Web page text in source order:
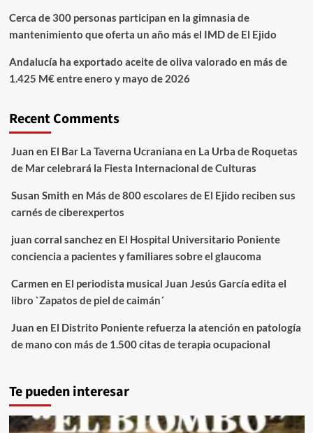
Cerca de 300 personas participan en la gimnasia de
mantenimiento que oferta un año más el IMD de El Ejido
Andalucía ha exportado aceite de oliva valorado en más de
1.425 M€ entre enero y mayo de 2026
Recent Comments
Juan en El Bar La Taverna Ucraniana en La Urba de Roquetas
de Mar celebrará la Fiesta Internacional de Culturas
Susan Smith en Más de 800 escolares de El Ejido reciben sus
carnés de ciberexpertos
juan corral sanchezen El Hospital Universitario Poniente
conciencia a pacientes y familiares sobre el glaucoma
Carmen en El periodista musical Juan Jesús García edita el
libro `Zapatos de piel de caimán´
Juan en El Distrito Poniente refuerza la atención en patología
de mano con más de 1.500 citas de terapia ocupacional
Te pueden interesar